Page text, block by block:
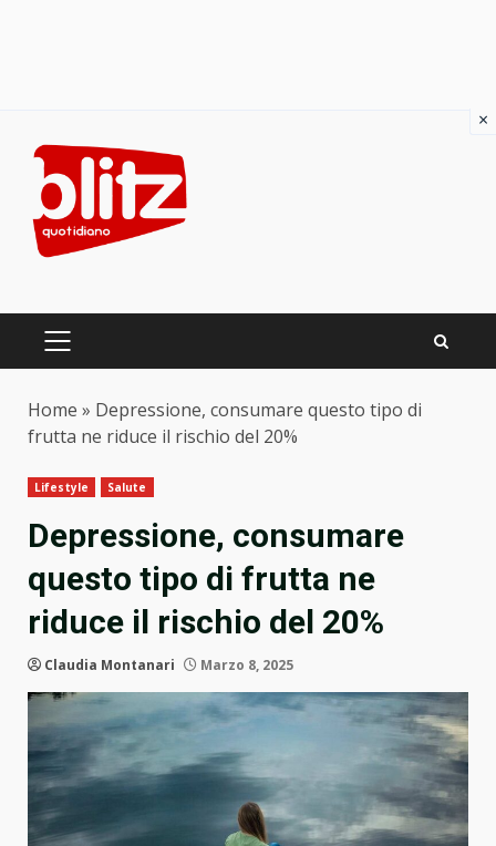
content
PRIMARY
Home » Depressione, consumare questo tipo di
frutta ne riduce il rischio del 20%
Lifestyle Salute
Depressione, consumare
questo tipo di frutta ne
riduce il rischio del 20%
Claudia Montanari Marzo 8, 2025
×